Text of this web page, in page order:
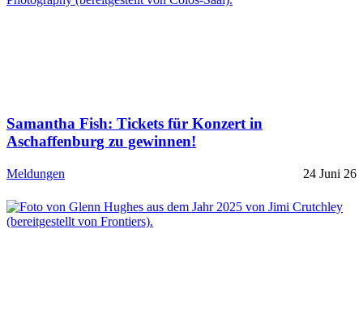
Samantha Fish: Tickets für Konzert in
Aschaffenburg zu gewinnen!
Meldungen 24 Juni 26